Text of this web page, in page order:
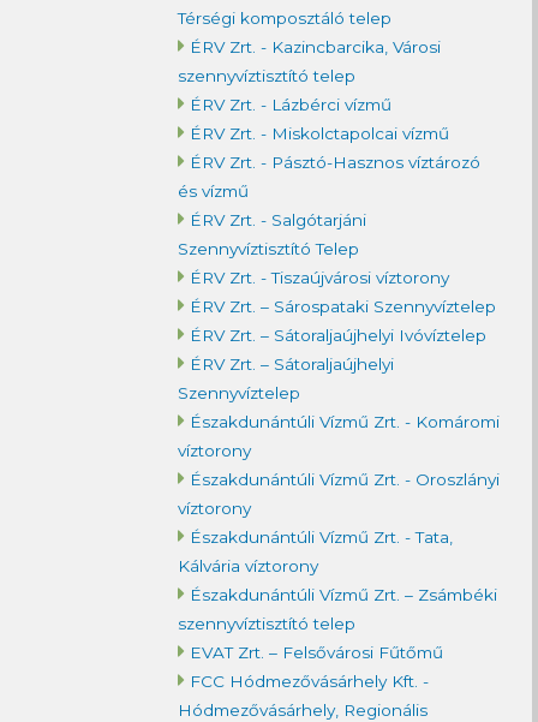
Térségi komposztáló telep
ÉRV Zrt. - Kazincbarcika, Városi
szennyvíztisztító telep
ÉRV Zrt. - Lázbérci vízmű
ÉRV Zrt. - Miskolctapolcai vízmű
ÉRV Zrt. - Pásztó-Hasznos víztározó
és vízmű
ÉRV Zrt. - Salgótarjáni
Szennyvíztisztító Telep
ÉRV Zrt. - Tiszaújvárosi víztorony
ÉRV Zrt. – Sárospataki Szennyvíztelep
ÉRV Zrt. – Sátoraljaújhelyi Ivóvíztelep
ÉRV Zrt. – Sátoraljaújhelyi
Szennyvíztelep
Északdunántúli Vízmű Zrt. - Komáromi
víztorony
Északdunántúli Vízmű Zrt. - Oroszlányi
víztorony
Északdunántúli Vízmű Zrt. - Tata,
Kálvária víztorony
Északdunántúli Vízmű Zrt. – Zsámbéki
szennyvíztisztító telep
EVAT Zrt. – Felsővárosi Fűtőmű
FCC Hódmezővásárhely Kft. -
Hódmezővásárhely, Regionális